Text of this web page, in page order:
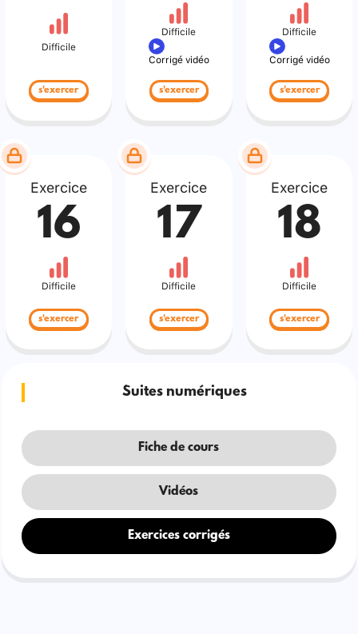
Difficile
s'exercer
Difficile
Corrigé vidéo
s'exercer
Difficile
Corrigé vidéo
s'exercer
Exercice
16
Difficile
s'exercer
Exercice
17
Difficile
s'exercer
Exercice
18
Difficile
s'exercer
Suites numériques
Fiche de cours
Vidéos
Exercices corrigés